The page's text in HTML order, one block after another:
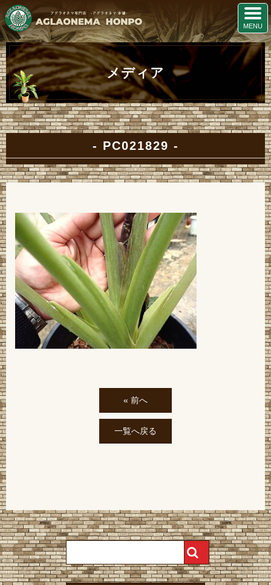
メディア
PC021829
« 前へ
一覧へ戻る